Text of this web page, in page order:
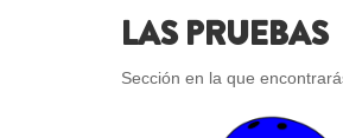
LAS PRUEBAS
Sección en la que